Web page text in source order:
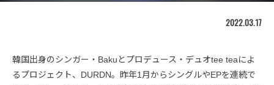
2022.03.17
韓国出身のシンガー・Bakuとプロデュース・デュオtee teaによ
るプロジェクト、DURDN。昨年1月からシングルやEPを連続で